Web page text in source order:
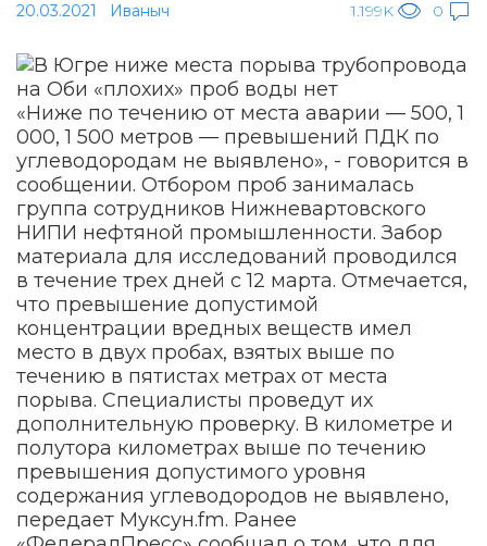
20.03.2021 Иваныч 1.199K 0
«Ниже по течению от места аварии — 500, 1
000, 1 500 метров — превышений ПДК по
углеводородам не выявлено», - говорится в
сообщении. Отбором проб занималась
группа сотрудников Нижневартовского
НИПИ нефтяной промышленности. Забор
материала для исследований проводился
в течение трех дней с 12 марта. Отмечается,
что превышение допустимой
концентрации вредных веществ имел
место в двух пробах, взятых выше по
течению в пятистах метрах от места
порыва. Специалисты проведут их
дополнительную проверку. В километре и
полутора километрах выше по течению
превышения допустимого уровня
содержания углеводородов не выявлено,
передает Муксун.fm. Ранее